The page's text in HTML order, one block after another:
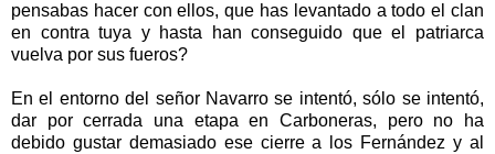
pensabas hacer con ellos, que has levantado a todo el clan
en contra tuya y hasta han conseguido que el patriarca
vuelva por sus fueros?
En el entorno del señor Navarro se intentó, sólo se intentó,
dar por cerrada una etapa en Carboneras, pero no ha
debido gustar demasiado ese cierre a los Fernández y al